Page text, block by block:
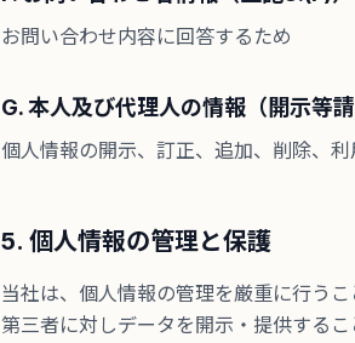
お問い合わせ内容に回答するため
G. 本人及び代理人の情報（開示等
個人情報の開示、訂正、追加、削除、
5. 個人情報の管理と保護
当社は、個人情報の管理を厳重に行う
第三者に対しデータを開示・提供する